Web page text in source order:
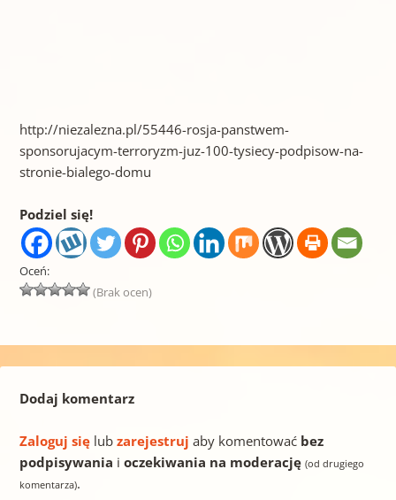
http://niezalezna.pl/55446-rosja-panstwem-
sponsorujacym-terroryzm-juz-100-tysiecy-podpisow-na-
stronie-bialego-domu
Podziel się!
Oceń:
(Brak ocen)
Dodaj komentarz
Zaloguj sięlub zarejestruj aby komentować bez
podpisywania i oczekiwania na moderację (od drugiego
komentarza).